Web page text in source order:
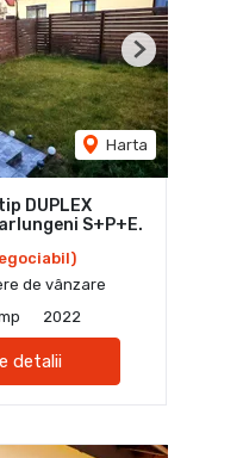
Harta
Next
DUPLEX
S+P+E.
de vânzare
2022
detalii